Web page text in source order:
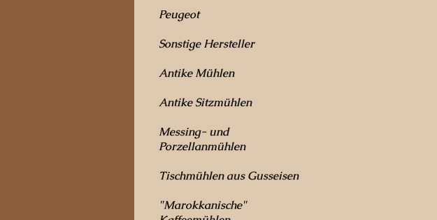
Peugeot
Sonstige Hersteller
Antike Mühlen
Antike Sitzmühlen
Messing- und
Porzellanmühlen
Tischmühlen aus Gusseisen
"Marokkanische"